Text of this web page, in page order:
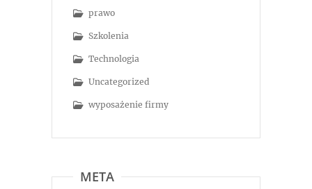
prawo
Szkolenia
Technologia
Uncategorized
wyposażenie firmy
META